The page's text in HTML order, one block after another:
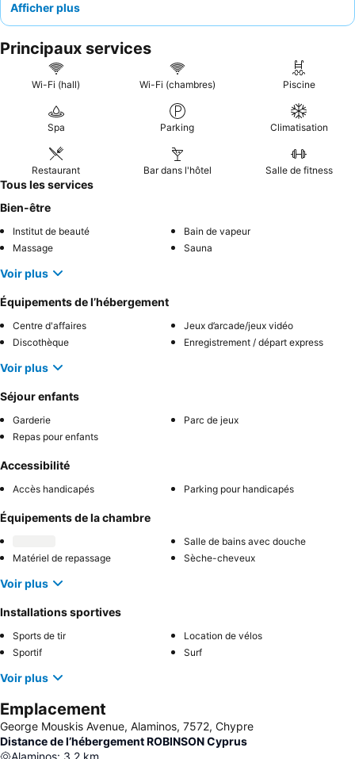
wingfoil et le kitesurf, ainsi qu'une nouvelle salle de sport et des
personnel amical et motivé
nautiques et les filles du Roby Club, et soulignent la qualité
exceptionnelle et la diversité de l'expérience culinaire, avec
soirée de gala à couper le souffle. Pour une expérience culinaire
vraiment mémorable, pensez à prendre votre petit-déjeuner au
Breeze pour sa cuisine délicieuse et ses vues magnifiques sur la
Afficher plus
Principaux services
Wi-Fi (hall) Wi-Fi (chambres) Piscine
Spa Parking Climatisation
Restaurant Bar dans l'hôtel Salle de fitness
Tous les services
Bien-être
Institut de beauté
Bain de vapeur
Massage
Sauna
Voir plus
Équipements de l’hébergement
Centre d'affaires
Jeux d’arcade/jeux vidéo
Discothèque
Enregistrement / départ express
Voir plus
Séjour enfants
Garderie
Parc de jeux
Repas pour enfants
Accessibilité
Accès handicapés Parking pour handicapés
Équipements de la chambre
Salle de bains avec douche
Matériel de repassage
Sèche-cheveux
Voir plus
Installations sportives
Sports de tir
Location de vélos
Sportif
Surf
Voir plus
Emplacement
George Mouskis Avenue, Alaminos, 7572, Chypre
Distance de l’hébergement ROBINSON Cyprus